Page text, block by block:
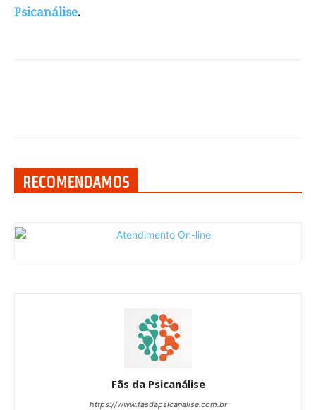
Psicanálise.
RECOMENDAMOS
Fãs da Psicanálise
https://www.fasdapsicanalise.com.br